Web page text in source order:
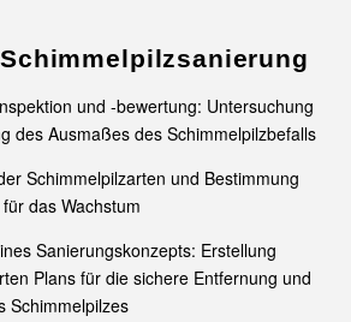
und -bewertung: Untersuchung
des Ausmaßes des Schimmelpilzbefalls
Schimmelpilzarten und Bestimmung
das Wachstum
Sanierungskonzepts: Erstellung
Plans für die sichere Entfernung und
Schimmelpilzes